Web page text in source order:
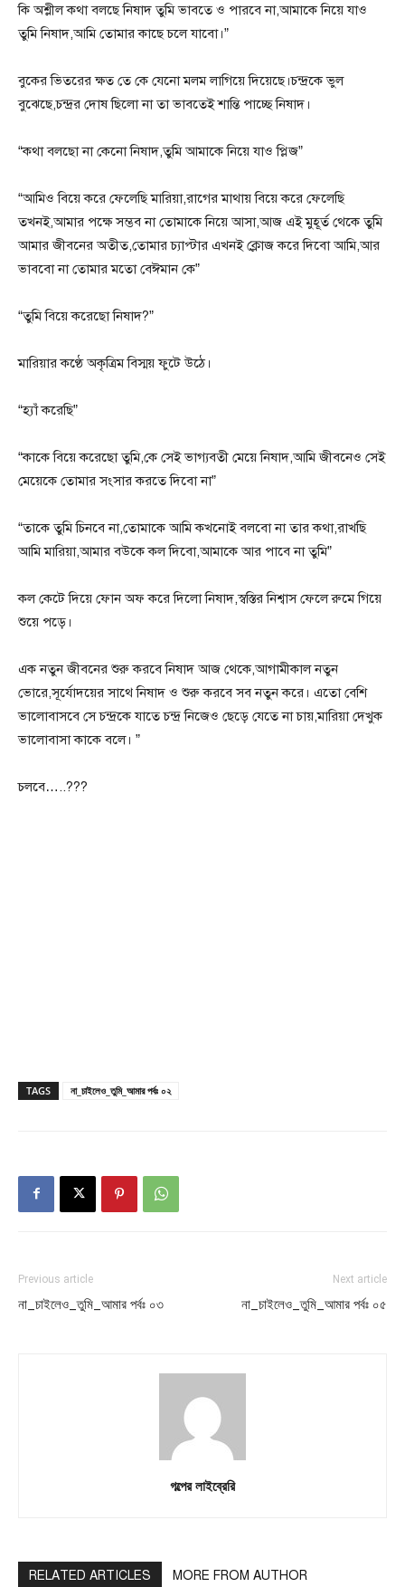
কি অশ্লীল কথা বলছে নিষাদ তুমি ভাবতে ও পারবে না,আমাকে নিয়ে যাও
তুমি নিষাদ,আমি তোমার কাছে চলে যাবো।”
বুকের ভিতরের ক্ষত তে কে যেনো মলম লাগিয়ে দিয়েছে।চন্দ্রকে ভুল
বুঝেছে,চন্দ্রর দোষ ছিলো না তা ভাবতেই শান্তি পাচ্ছে নিষাদ।
“কথা বলছো না কেনো নিষাদ,তুমি আমাকে নিয়ে যাও প্লিজ”
“আমিও বিয়ে করে ফেলেছি মারিয়া,রাগের মাথায় বিয়ে করে ফেলেছি
তখনই,আমার পক্ষে সম্ভব না তোমাকে নিয়ে আসা,আজ এই মুহূর্ত থেকে তুমি
আমার জীবনের অতীত,তোমার চ্যাপ্টার এখনই ক্লোজ করে দিবো আমি,আর
ভাববো না তোমার মতো বেঈমান কে”
“তুমি বিয়ে করেছো নিষাদ?”
মারিয়ার কণ্ঠে অকৃত্রিম বিস্ময় ফুটে উঠে।
“হ্যাঁ করেছি”
“কাকে বিয়ে করেছো তুমি,কে সেই ভাগ্যবতী মেয়ে নিষাদ,আমি জীবনেও সেই
মেয়েকে তোমার সংসার করতে দিবো না”
“তাকে তুমি চিনবে না,তোমাকে আমি কখনোই বলবো না তার কথা,রাখছি
আমি মারিয়া,আমার বউকে কল দিবো,আমাকে আর পাবে না তুমি”
কল কেটে দিয়ে ফোন অফ করে দিলো নিষাদ,স্বস্তির নিশ্বাস ফেলে রুমে গিয়ে
শুয়ে পড়ে।
এক নতুন জীবনের শুরু করবে নিষাদ আজ থেকে,আগামীকাল নতুন
ভোরে,সূর্যোদয়ের সাথে নিষাদ ও শুরু করবে সব নতুন করে। এতো বেশি
ভালোবাসবে সে চন্দ্রকে যাতে চন্দ্র নিজেও ছেড়ে যেতে না চায়,মারিয়া দেখুক
ভালোবাসা কাকে বলে। ”
চলবে…..???
TAGS না_চাইলেও_তুমি_আমার পর্বঃ ০২
Previous article
না_চাইলেও_তুমি_আমার পর্বঃ ০৩
Next article
না_চাইলেও_তুমি_আমার পর্বঃ ০৫
গল্পের লাইব্রেরি
RELATED ARTICLES MORE FROM AUTHOR